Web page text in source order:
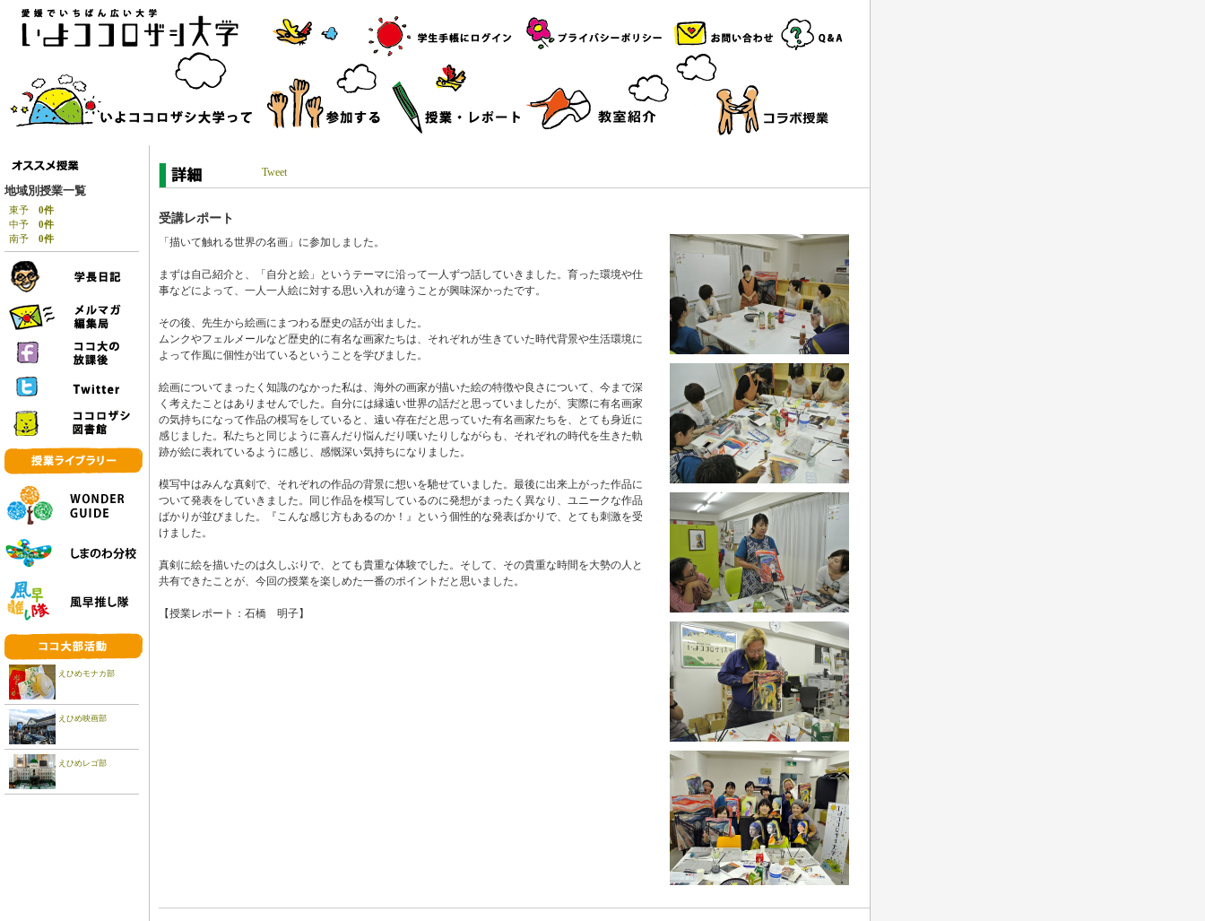
地域別授業一覧
東予 0件
中予 0件
南予 0件
えひめモナカ部
えひめ映画部
えひめレゴ部
Tweet
受講レポート
「描いて触れる世界の名画」に参加しました。
まずは自己紹介と、「自分と絵」というテーマに沿って一人ずつ話していきました。育った環境や仕
事などによって、一人一人絵に対する思い入れが違うことが興味深かったです。
その後、先生から絵画にまつわる歴史の話が出ました。
ムンクやフェルメールなど歴史的に有名な画家たちは、それぞれが生きていた時代背景や生活環境に
よって作風に個性が出ているということを学びました。
絵画についてまったく知識のなかった私は、海外の画家が描いた絵の特徴や良さについて、今まで深
く考えたことはありませんでした。自分には縁遠い世界の話だと思っていましたが、実際に有名画家
の気持ちになって作品の模写をしていると、遠い存在だと思っていた有名画家たちを、とても身近に
感じました。私たちと同じように喜んだり悩んだり嘆いたりしながらも、それぞれの時代を生きた軌
跡が絵に表れているように感じ、感慨深い気持ちになりました。
模写中はみんな真剣で、それぞれの作品の背景に想いを馳せていました。最後に出来上がった作品に
ついて発表をしていきました。同じ作品を模写しているのに発想がまったく異なり、ユニークな作品
ばかりが並びました。『こんな感じ方もあるのか！』という個性的な発表ばかりで、とても刺激を受
けました。
真剣に絵を描いたのは久しぶりで、とても貴重な体験でした。そして、その貴重な時間を大勢の人と
共有できたことが、今回の授業を楽しめた一番のポイントだと思いました。
【授業レポート：石橋 明子】